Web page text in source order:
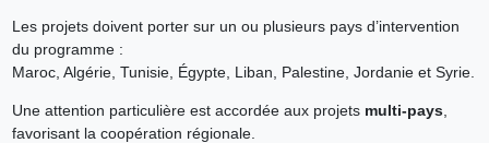
Les projets doivent porter sur un ou plusieurs pays d’intervention
du programme :
Maroc, Algérie, Tunisie, Égypte, Liban, Palestine, Jordanie et Syrie.
Une attention particulière est accordée aux projets multi-pays,
favorisant la coopération régionale.